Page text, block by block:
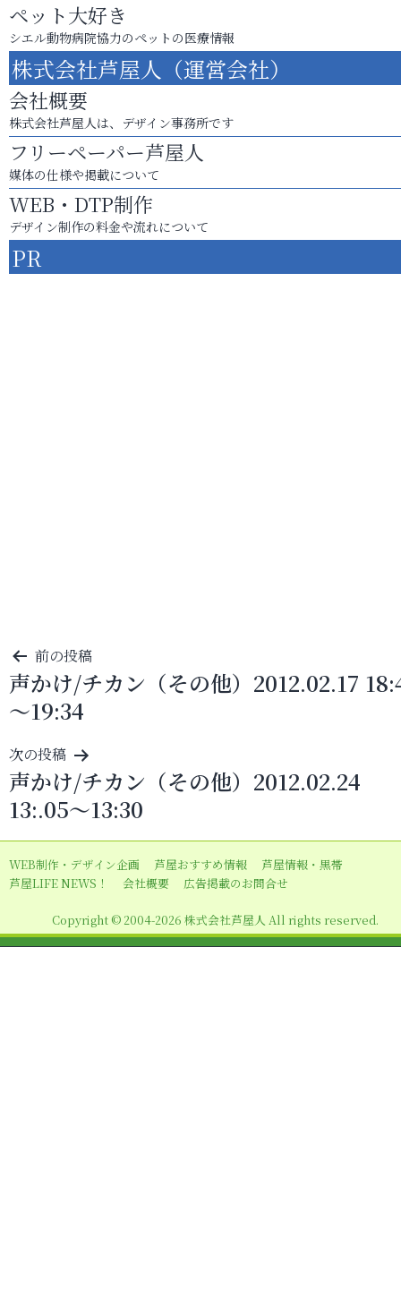
ペット大好き
シエル動物病院協力のペットの医療情報
株式会社芦屋人（運営会社）
会社概要
株式会社芦屋人は、デザイン事務所です
フリーペーパー芦屋人
媒体の仕様や掲載について
WEB・DTP制作
デザイン制作の料金や流れについて
PR
投
稿
ナ
ビ
ゲ
ー
シ
ョ
ン
前の投稿
声かけ/チカン（その他）2012.02.17
～19:34
次の投稿
声かけ/チカン（その他）2012.02.24
13:.05～13:30
WEB制作・デザイン企画 芦屋おすすめ情報
芦屋情報・黒帯
芦屋LIFE NEWS！
会社概要 広告掲載のお問合せ
Copyright © 2004-2026 株式会社芦屋人 All rights reserved.